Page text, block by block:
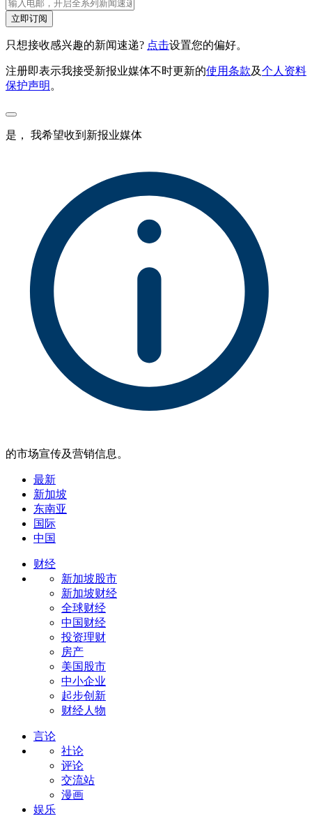
立即订阅
只想接收感兴趣的新闻速递? 点击设置您的偏好。
注册即表示我接受新报业媒体不时更新的使用条款及个人资料
保护声明 。
是， 我希望收到新报业媒体
的市场宣传及营销信息。
最新
新加坡
东南亚
国际
中国
财经
新加坡股市
新加坡财经
全球财经
中国财经
投资理财
房产
美国股市
中小企业
起步创新
财经人物
言论
社论
评论
交流站
漫画
娱乐